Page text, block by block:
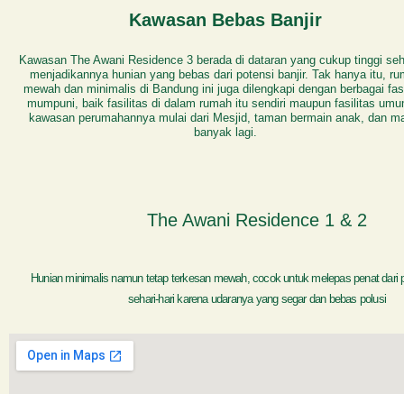
Kawasan Bebas Banjir
Kawasan The Awani Residence 3 berada di dataran yang cukup tinggi
menjadikannya hunian yang bebas dari potensi banjir. Tak hanya itu,
mewah dan minimalis di Bandung ini juga dilengkapi dengan berbagai
mumpuni, baik fasilitas di dalam rumah itu sendiri maupun fasilitas
kawasan perumahannya mulai dari Mesjid, taman bermain anak, dan
banyak lagi.
The Awani Residence 1 & 2
Hunian minimalis namun tetap terkesan mewah, cocok untuk melepas penat dari
sehari-hari karena udaranya yang segar dan bebas polusi